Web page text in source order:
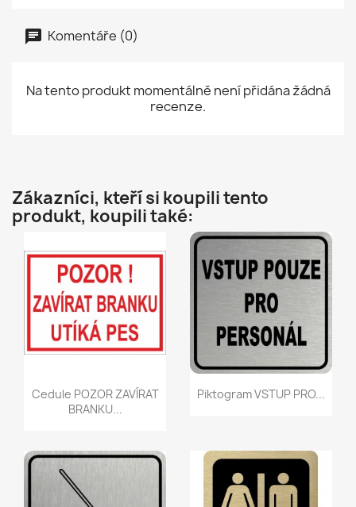
Komentáře (0)
Na tento produkt momentálně není přidána žádná
recenze.
Zákazníci, kteří si koupili tento
produkt, koupili také:
Rychlý náhled
Cedule POZOR ZAVÍRAT
BRANKU...
Rychlý náhled
Piktogram VSTUP PRO...